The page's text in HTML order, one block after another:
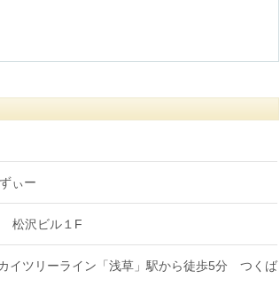
ぃー
松沢ビル１F
イツリーライン「浅草」駅から徒歩5分 つくば